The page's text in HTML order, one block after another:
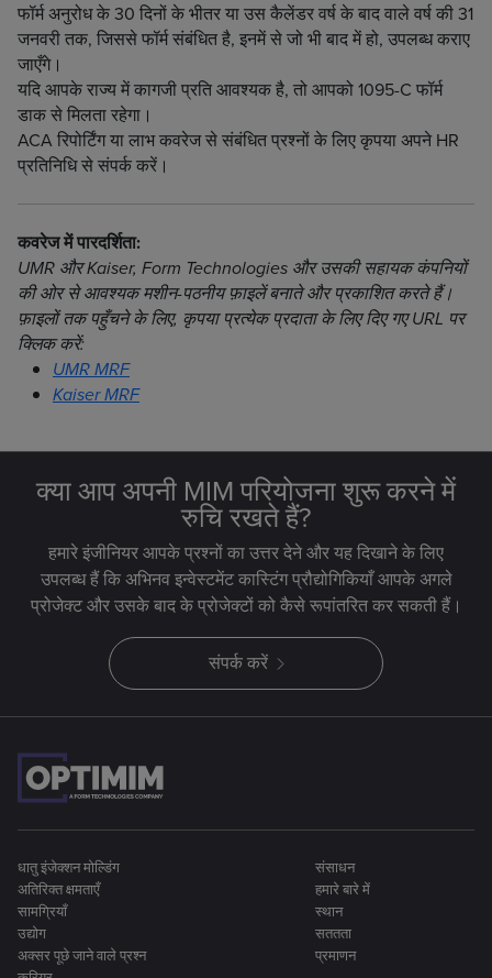
फॉर्म अनुरोध के 30 दिनों के भीतर या उस कैलेंडर वर्ष के बाद वाले वर्ष की 31
जनवरी तक, जिससे फॉर्म संबंधित है, इनमें से जो भी बाद में हो, उपलब्ध कराए
जाएँगे।
यदि आपके राज्य में कागजी प्रति आवश्यक है, तो आपको 1095-C फॉर्म
डाक से मिलता रहेगा।
ACA रिपोर्टिंग या लाभ कवरेज से संबंधित प्रश्नों के लिए कृपया अपने HR
प्रतिनिधि से संपर्क करें।
कवरेज में पारदर्शिता:
UMR और Kaiser, Form Technologies और उसकी सहायक कंपनियों
की ओर से आवश्यक मशीन-पठनीय फ़ाइलें बनाते और प्रकाशित करते हैं।
फ़ाइलों तक पहुँचने के लिए, कृपया प्रत्येक प्रदाता के लिए दिए गए URL पर
क्लिक करें:
UMR MRF
Kaiser MRF
क्या आप अपनी MIM परियोजना शुरू करने में
रुचि रखते हैं?
हमारे इंजीनियर आपके प्रश्नों का उत्तर देने और यह दिखाने के लिए
उपलब्ध हैं कि अभिनव इन्वेस्टमेंट कास्टिंग प्रौद्योगिकियाँ आपके अगले
प्रोजेक्ट और उसके बाद के प्रोजेक्टों को कैसे रूपांतरित कर सकती हैं।
संपर्क करें
धातु इंजेक्शन मोल्डिंग
अतिरिक्त क्षमताएँ
सामग्रियाँ
उद्योग
अक्सर पूछे जाने वाले प्रश्न
संसाधन
हमारे बारे में
स्थान
सततता
प्रमाणन